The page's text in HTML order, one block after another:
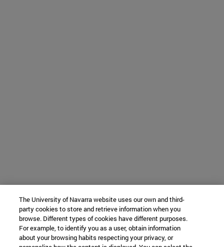
The University of Navarra website uses our own and third-
party cookies to store and retrieve information when you
browse. Different types of cookies have different purposes.
For example, to identify you as a user, obtain information
about your browsing habits respecting your privacy, or